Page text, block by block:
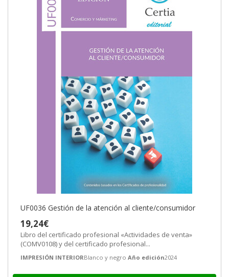
UF0036 Gestión de la atención al cliente/consumidor
19,24€
Libro del certificado profesional «Actividades de venta»
(COMV0108) y del certificado profesional...
IMPRESIÓN INTERIORBlanco y negro Año edición2024